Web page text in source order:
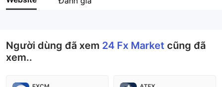
Tên công ty
Người dùng đã xem 24 Fx Market cũng đã
xem..